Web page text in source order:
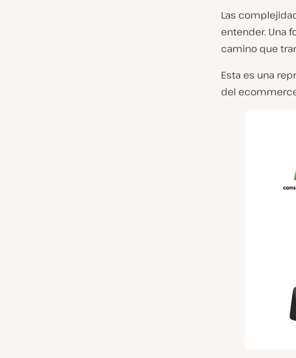
Las
entender. Una
camino que
Esta es una
del